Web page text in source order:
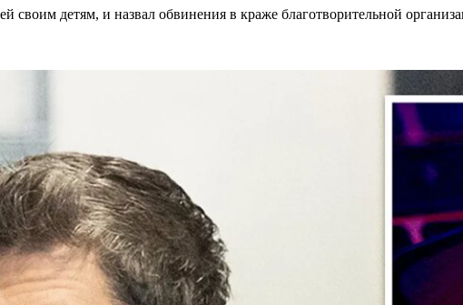
своим детям, и назвал обвинения в краже благотворительной